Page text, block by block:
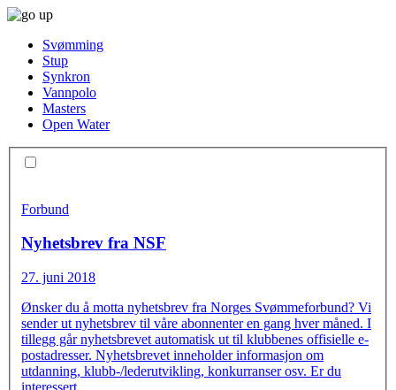
Svømming
Stup
Synkron
Vannpolo
Masters
Open Water
Forbund
Nyhetsbrev fra NSF
27. juni 2018
Ønsker du å motta nyhetsbrev fra Norges Svømmeforbund? Vi
sender ut nyhetsbrev til våre abonnenter en gang hver måned. I
tillegg går nyhetsbrevet automatisk ut til klubbenes offisielle e-
postadresser. Nyhetsbrevet inneholder informasjon om
utdanning, klubb-/lederutvikling, konkurranser osv. Er du
interessert